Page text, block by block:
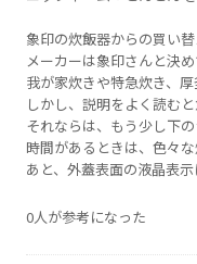
象印の炊飯器からの買い替
メーカーは象印さんと決
我が家炊きや特急炊き、
しかし、説明をよく読む
それならは、もう少し下
時間があるときは、色々
あと、外蓋表面の液晶表
0人が参考になった